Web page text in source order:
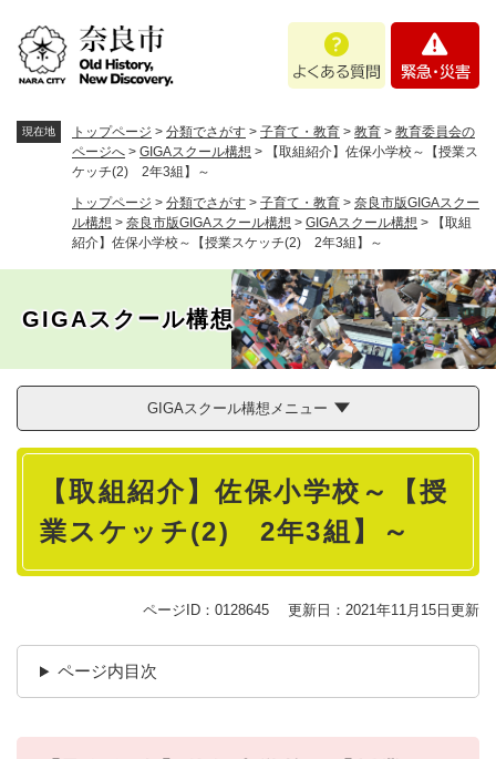
あ
問
・
現在地 トップページ > 分類でさがす > 子育て・教育 > 教育 > 教育委員会の
ページへ > GIGAスクール構想 >
【取組紹介】佐保小学校～【授業ス
ケッチ(2) 2年3組】～
トップページ > 分類でさがす > 子育て・教育 > 奈良市版GIGAスクー
ル構想 > 奈良市版GIGAスクール構想 > GIGAスクール構想 >
【取組
紹介】佐保小学校～【授業スケッチ(2) 2年3組】～
GIGAスクール構想
GIGAスクール構想メニュー
本
【取組紹介】佐保小学校～【授
業スケッチ(2) 2年3組】～
ページID：0128645 更新日：2021年11月15日更新
ページ内目次